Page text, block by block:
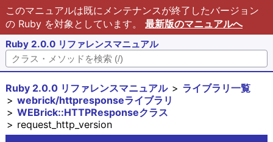
このマニュアルは既にメンテナンスが終了したバージョン
の Ruby を対象としています。 最新版のマニュアルへ
Ruby 2.0.0 リファレンスマニュアル
Ruby 2.0.0 リファレンスマニュアル
ライブラリ一覧
webrick/httpresponseライブラリ
WEBrick::HTTPResponseクラス
request_http_version